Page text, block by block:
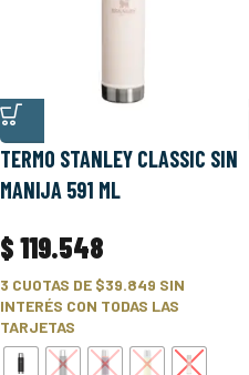
TERMO STANLEY CLASSIC SIN
MANIJA 591 ML
$119.548
3 CUOTAS DE $39.849 SIN
INTERÉS CON TODAS LAS
TARJETAS